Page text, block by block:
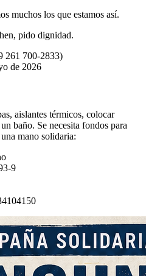
muchos los que estamos así.
pido dignidad.
261 700-2833)
de 2026
aislantes térmicos, colocar
baño. Se necesita fondos para
mano solidaria:
9